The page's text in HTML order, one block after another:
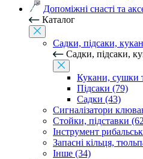
Допоміжні снасті та
Каталог
Садки, підсаки,
Садки, підсаки,
Кукани, сушки
Підсаки (79)
Садки (43)
Сигналізатори
Стойки, підставки
Інструмент
Запасні кільця,
Інше (34)